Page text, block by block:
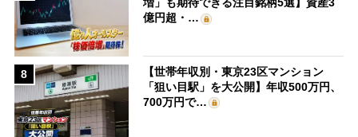
億円超・…
8
【世帯年収別・東京23区マンション
「狙い目駅」を大公開】年収500万円、
700万円で…